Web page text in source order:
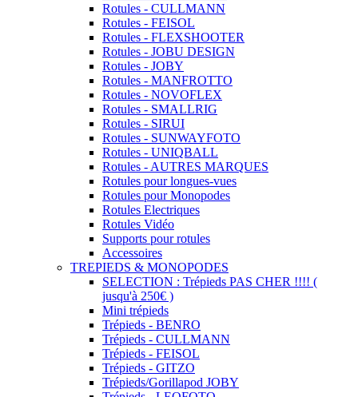
Rotules - CULLMANN
Rotules - FEISOL
Rotules - FLEXSHOOTER
Rotules - JOBU DESIGN
Rotules - JOBY
Rotules - MANFROTTO
Rotules - NOVOFLEX
Rotules - SMALLRIG
Rotules - SIRUI
Rotules - SUNWAYFOTO
Rotules - UNIQBALL
Rotules - AUTRES MARQUES
Rotules pour longues-vues
Rotules pour Monopodes
Rotules Electriques
Rotules Vidéo
Supports pour rotules
Accessoires
TREPIEDS & MONOPODES
SELECTION : Trépieds PAS CHER !!!! (
jusqu'à 250€ )
Mini trépieds
Trépieds - BENRO
Trépieds - CULLMANN
Trépieds - FEISOL
Trépieds - GITZO
Trépieds/Gorillapod JOBY